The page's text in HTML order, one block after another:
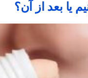
یا بعد از آن؟